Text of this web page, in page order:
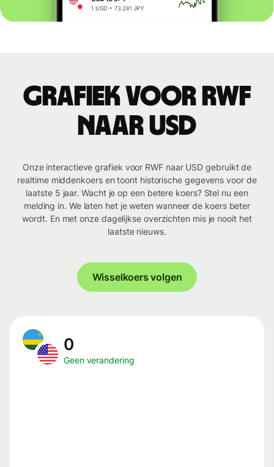
Grafiek voor RWF
naar USD
Onze interactieve grafiek voor RWF naar USD gebruikt de
realtime middenkoers en toont historische gegevens voor de
laatste 5 jaar. Wacht je op een betere koers? Stel nu een
melding in. We laten het je weten wanneer de koers beter
wordt. En met onze dagelijkse overzichten mis je nooit het
laatste nieuws.
Wisselkoers volgen
0
Geen verandering